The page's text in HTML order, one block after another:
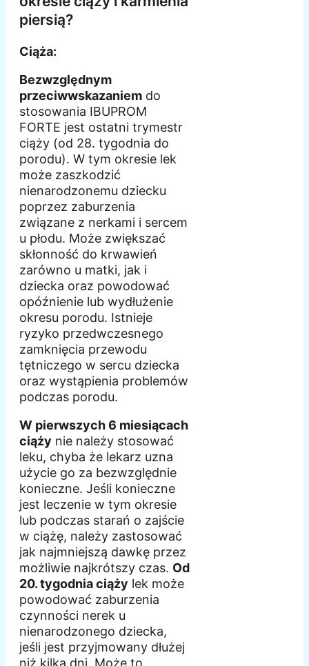
piersią?
Ciąża:
Bezwzględnym
przeciwwskazaniem do
stosowania IBUPROM
FORTE jest ostatni trymestr
ciąży (od 28. tygodnia do
porodu). W tym okresie lek
może zaszkodzić
nienarodzonemu dziecku
poprzez zaburzenia
związane z nerkami i sercem
u płodu. Może zwiększać
skłonność do krwawień
zarówno u matki, jak i
dziecka oraz powodować
opóźnienie lub wydłużenie
okresu porodu. Istnieje
ryzyko przedwczesnego
zamknięcia przewodu
tętniczego w sercu dziecka
oraz wystąpienia problemów
podczas porodu.
W pierwszych 6 miesiącach
ciąży nie należy stosować
leku, chyba że lekarz uzna
użycie go za bezwzględnie
konieczne. Jeśli konieczne
jest leczenie w tym okresie
lub podczas starań o zajście
w ciążę, należy zastosować
jak najmniejszą dawkę przez
możliwie najkrótszy czas. Od
20. tygodnia ciąży lek może
powodować zaburzenia
czynności nerek u
nienarodzonego dziecka,
jeśli jest przyjmowany dłużej
niż kilka dni. Może to